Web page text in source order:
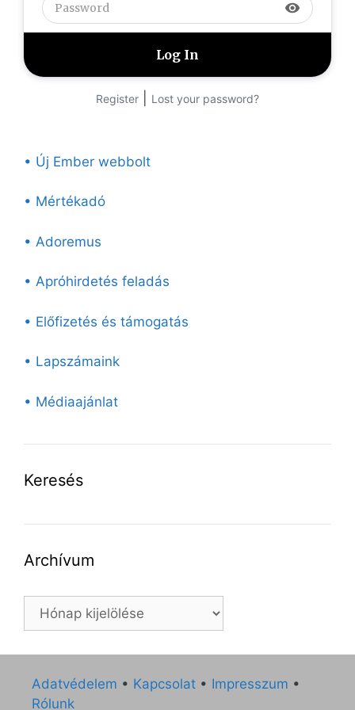
visibility
Register Lost your password?
• Új Ember webbolt
• Mértékadó
• Adoremus
• Apróhirdetés feladás
• Előfizetés és támogatás
• Lapszámaink
• Médiaajánlat
Keresés
Archívum
Archívum
Adatvédelem • Kapcsolat • Impresszum •
Rólunk